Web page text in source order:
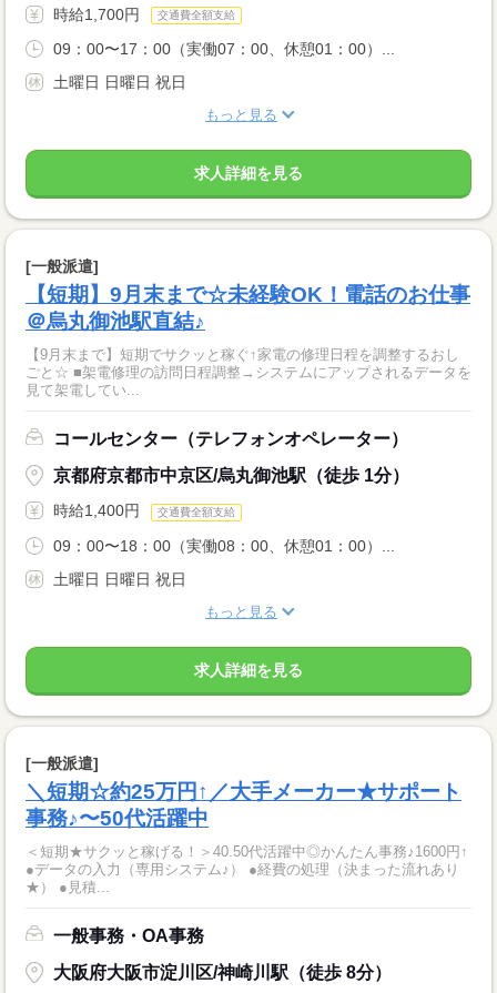
時給1,700円 交通費全額支給
09：00〜17：00（実働07：00、休憩01：00）...
土曜日 日曜日 祝日
もっと見る
求人詳細を見る
[一般派遣]
【短期】9月末まで☆未経験OK！電話のお仕事
＠烏丸御池駅直結♪
【9月末まで】短期でサクッと稼ぐ↑家電の修理日程を調整するおし
ごと☆ ■架電修理の訪問日程調整→システムにアップされるデータを
見て架電してい...
コールセンター（テレフォンオペレーター）
京都府京都市中京区/烏丸御池駅（徒歩 1分）
時給1,400円 交通費全額支給
09：00〜18：00（実働08：00、休憩01：00）...
土曜日 日曜日 祝日
もっと見る
求人詳細を見る
[一般派遣]
＼短期☆約25万円↑／大手メーカー★サポート
事務♪〜50代活躍中
＜短期★サクッと稼げる！＞40.50代活躍中◎かんたん事務♪1600円↑
●データの入力（専用システム♪） ●経費の処理（決まった流れあり
★） ●見積...
一般事務・OA事務
大阪府大阪市淀川区/神崎川駅（徒歩 8分）